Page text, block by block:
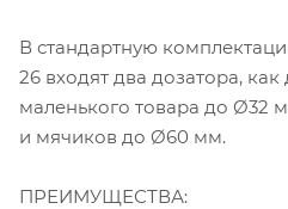
В стандартную
26 входят два дозатора,
маленького товара до Ø32
и мячиков до Ø60 мм.
ПРЕИМУЩЕСТВА: